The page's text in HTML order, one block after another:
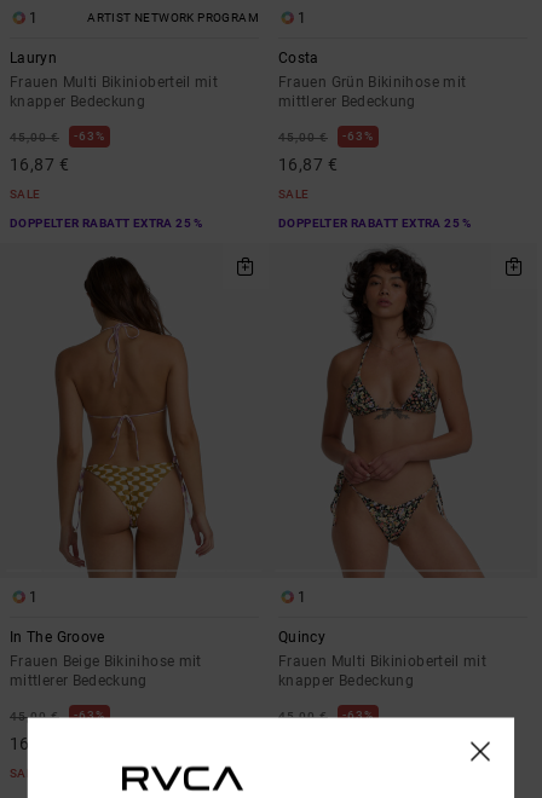
1 ARTIST NETWORK PROGRAM
Lauryn
Frauen Multi Bikinioberteil mit
knapper Bedeckung
45,00 € 63%
16,87 €
SALE
DOPPELTER RABATT EXTRA 25 %
1
Costa
Frauen Grün Bikinihose mit
mittlerer Bedeckung
45,00 € 63%
16,87 €
SALE
DOPPELTER RABATT EXTRA 25 %
1
In The Groove
Frauen Beige Bikinihose mit
mittlerer Bedeckung
45,00 € 63%
16,87 €
SALE
1
Quincy
Frauen Multi Bikinioberteil mit
knapper Bedeckung
45,00 € 63%